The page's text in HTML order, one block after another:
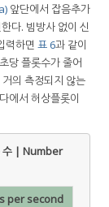
앞단에서 잡음추가
다. 빔방사 없이 신
력하면 표 6과 같이
당 플롯수가 줄어
의 측정되지 않는
에서 허상플롯이
수 | Number
per second